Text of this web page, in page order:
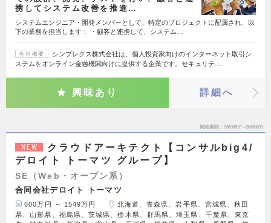
携してシステム改善を推進…
システムエンジニア・開発メンバーとして、特定のプロジェクトに配属され、以
下の業務を担当します： ・顧客と連携して、システム…
会社概要
シンプレクス株式会社は、個人投資家向けのインターネット取引シ
ステムをオンライン金融機関向けに提供する企業です。セキュリテ…
興味あり 詳細へ
掲載期間 26/08/07～26/08/20
NEW
クラウドアーキテクト【コンサルbig4/
デロイト トーマツ グループ】
SE（Web・オープン系）
合同会社デロイト トーマツ
600万円 ～ 1549万円
北海道、青森県、岩手県、宮城県、秋田
県、山形県、福島県、茨城県、栃木県、群馬県、埼玉県、千葉県、東京